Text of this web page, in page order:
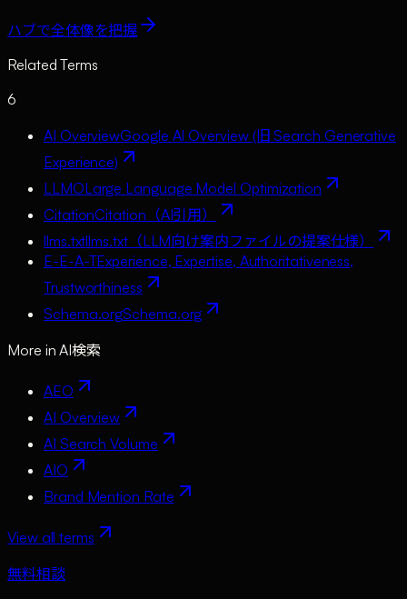
ハブで全体像を把握
Related Terms
6
AI OverviewGoogle AI Overview (旧 Search Generative
Experience)
LLMOLarge Language Model Optimization
CitationCitation（AI引用）
llms.txtllms.txt（LLM向け案内ファイルの提案仕様）
E-E-A-TExperience, Expertise, Authoritativeness,
Trustworthiness
Schema.orgSchema.org
More inAI検索
AEO
AI Overview
AI Search Volume
AIO
Brand Mention Rate
View all terms
無料相談